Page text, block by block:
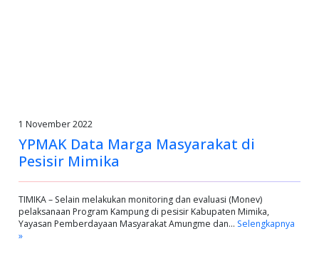
1 November 2022
YPMAK Data Marga Masyarakat di
Pesisir Mimika
TIMIKA – Selain melakukan monitoring dan evaluasi (Monev)
pelaksanaan Program Kampung di pesisir Kabupaten Mimika,
Yayasan Pemberdayaan Masyarakat Amungme dan… Selengkapnya
»